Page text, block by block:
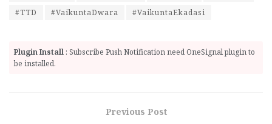
#TTD
#VaikuntaDwara #VaikuntaEkadasi
Plugin Install : Subscribe Push Notification need OneSignal plugin to
be installed.
Previous Post